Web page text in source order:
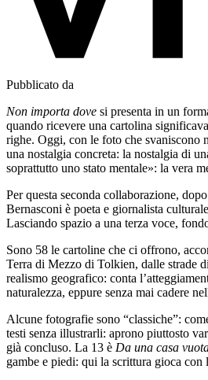
Pubblicato da
Non importa dove si presenta in un
quando ricevere una cartolina
righe. Oggi, con le foto che svaniscono
una nostalgia concreta: la nostalgia di
soprattutto uno stato mentale»: la vera
Per questa seconda collaborazione,
Bernasconi è poeta e giornalista
Lasciando spazio a una terza voce,
Sono 58 le cartoline che ci offrono,
Terra di Mezzo di Tolkien, dalle strade
realismo geografico: conta
naturalezza, eppure senza mai cadere
Alcune fotografie sono “classiche”:
testi senza illustrarli: aprono piuttosto
già concluso. La 13 è Da una casa
gambe e piedi: qui la scrittura gioca